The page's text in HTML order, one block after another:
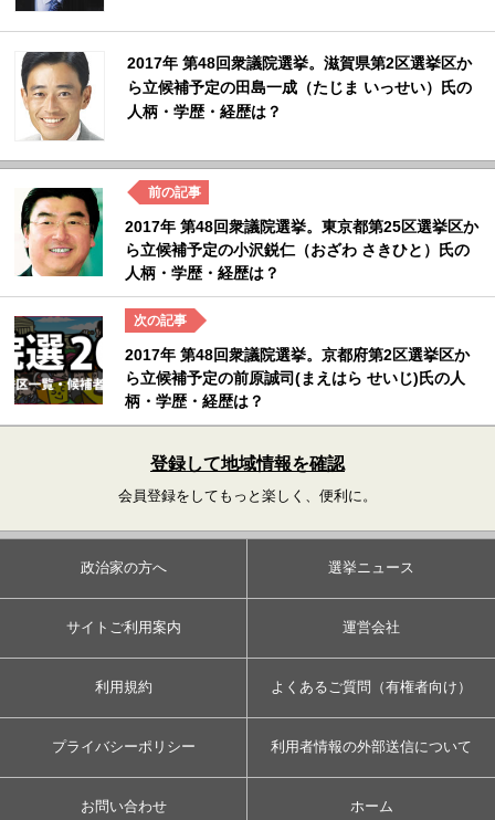
2017年 第48回衆議院選挙。滋賀県第2区選挙区か
ら立候補予定の田島一成（たじま いっせい）氏の
人柄・学歴・経歴は？
2017年 第48回衆議院選挙。東京都第25区選挙区か
ら立候補予定の小沢鋭仁（おざわ さきひと）氏の
人柄・学歴・経歴は？
2017年 第48回衆議院選挙。京都府第2区選挙区か
ら立候補予定の前原誠司(まえはら せいじ)氏の人
柄・学歴・経歴は？
登録して地域情報を確認
会員登録をしてもっと楽しく、便利に。
政治家の方へ 選挙ニュース
サイトご利用案内 運営会社
利用規約 よくあるご質問（有権者向け）
プライバシーポリシー 利用者情報の外部送信について
お問い合わせ ホーム